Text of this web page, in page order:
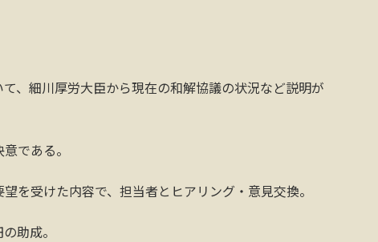
、細川厚労大臣から現在の和解協議の状況など説明が
である。
を受けた内容で、担当者とヒアリング・意見交換。
助成。